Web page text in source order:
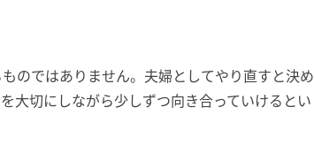
のではありません。夫婦としてやり直すと決め
大切にしながら少しずつ向き合っていけるとい